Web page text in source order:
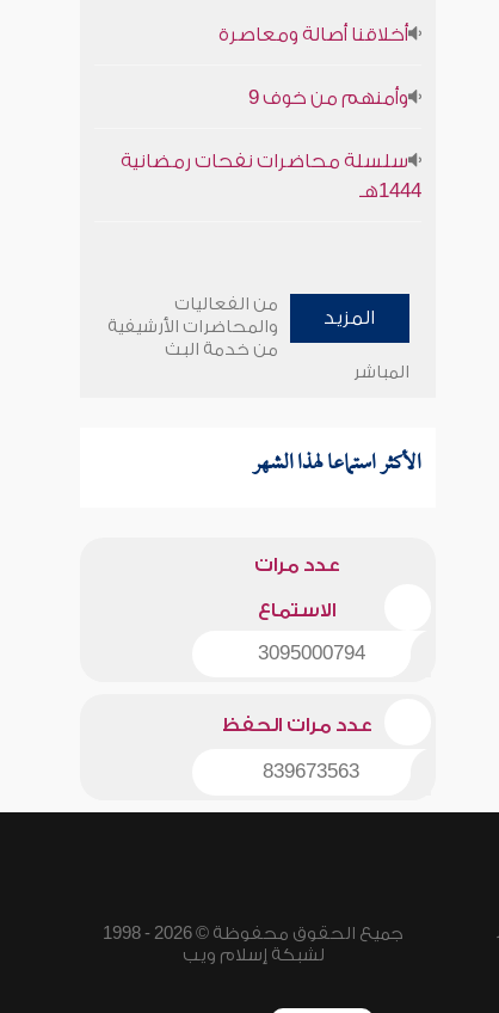
أخلاقنا أصالة ومعاصرة
وأمنهم من خوف 9
سلسلة محاضرات نفحات رمضانية
1444هـ
المزيد
من الفعاليات
والمحاضرات الأرشيفية
من خدمة البث
المباشر
الأكثر استماعا لهذا الشهر
عدد مرات
الاستماع
3095000794
عدد مرات الحفظ
839673563
جميع الحقوق محفوظة © 2026 - 1998
لشبكة إسلام ويب